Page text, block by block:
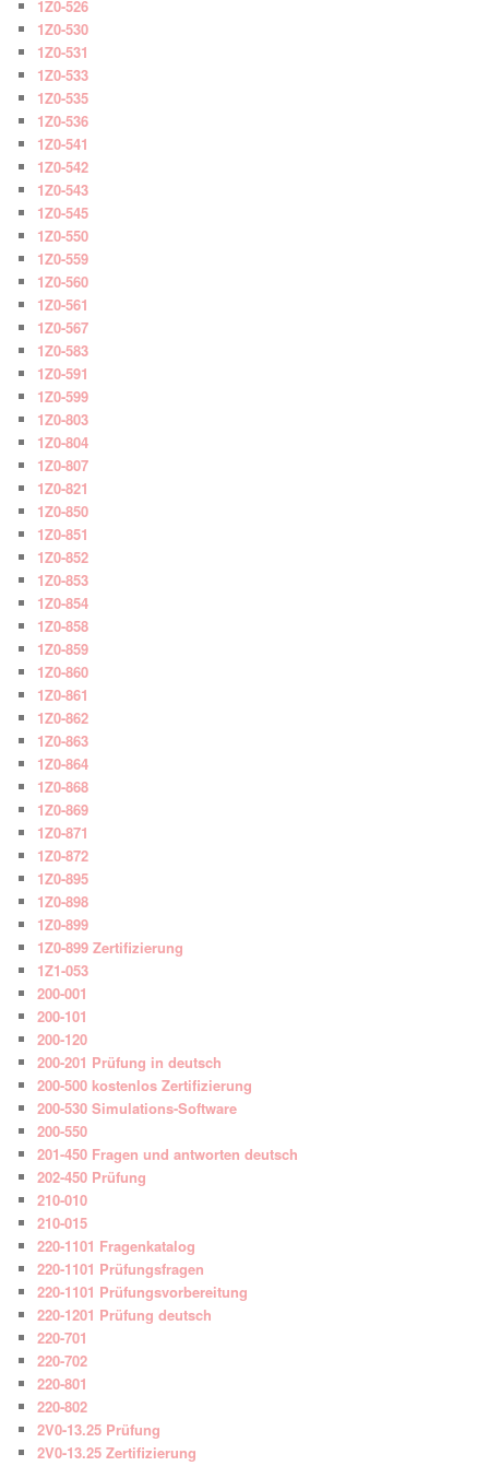
1Z0-526
1Z0-530
1Z0-531
1Z0-533
1Z0-535
1Z0-536
1Z0-541
1Z0-542
1Z0-543
1Z0-545
1Z0-550
1Z0-559
1Z0-560
1Z0-561
1Z0-567
1Z0-583
1Z0-591
1Z0-599
1Z0-803
1Z0-804
1Z0-807
1Z0-821
1Z0-850
1Z0-851
1Z0-852
1Z0-853
1Z0-854
1Z0-858
1Z0-859
1Z0-860
1Z0-861
1Z0-862
1Z0-863
1Z0-864
1Z0-868
1Z0-869
1Z0-871
1Z0-872
1Z0-895
1Z0-898
1Z0-899
1Z0-899 Zertifizierung
1Z1-053
200-001
200-101
200-120
200-201 Prüfung in deutsch
200-500 kostenlos Zertifizierung
200-530 Simulations-Software
200-550
201-450 Fragen und antworten deutsch
202-450 Prüfung
210-010
210-015
220-1101 Fragenkatalog
220-1101 Prüfungsfragen
220-1101 Prüfungsvorbereitung
220-1201 Prüfung deutsch
220-701
220-702
220-801
220-802
2V0-13.25 Prüfung
2V0-13.25 Zertifizierung